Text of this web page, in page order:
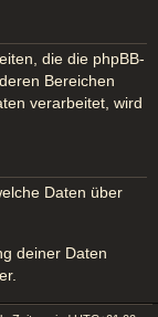
die die phpBB-
Bereichen
verarbeitet, wird
Daten über
deiner Daten